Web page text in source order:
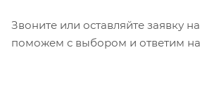
Звоните или оставляйте заявку
поможем с выбором и ответим